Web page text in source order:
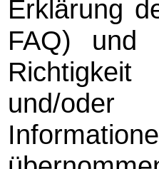
Erklärung
FAQ) und
und/oder